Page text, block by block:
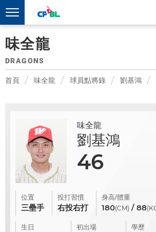
味全龍
DRAGONS
首頁 味全龍 球員點將錄 劉基鴻
味全龍
劉基鴻
46
位置
三壘手
投打習慣
右投右打
身高/體重
180(CM) / 88
生日 初出場 學歷